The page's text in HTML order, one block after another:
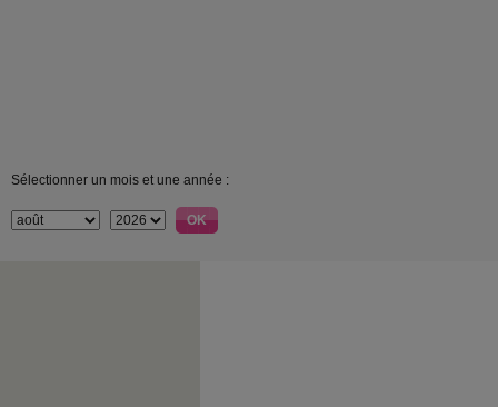
Sélectionner un mois et une année :